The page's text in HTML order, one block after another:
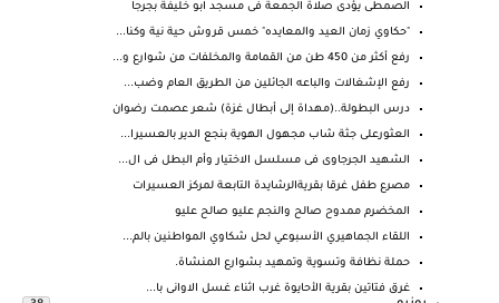
الصمطى يؤدى صلاة الجمعة فى مسجد ابو خليفة بجرجا
"حكاوي زمان العيد والمعايده" خمس قروش حية نية وكنا...
رفع أكثر من 450 طن من القمامة والمخلفات من شوارع و...
رفع الإشغالات والباعه الجائلين من الطريق العام وضب...
درس البطولة..(مهداة إلى أبطال غزة) شعر عصمت رضوان
العثورعلى جثة شاب مجهول الهوية بنجع الدير بالعسيرا...
الشهيد الجرجاوى فى مسلسل الاختيار وأم البطل فى ال...
مصرع طفل غرقا بقريةالرشايدة التابعة لمركز العسيرات
المخضرم ممدوح صالح والنجم عليو صالح عليو
اللقاء الجماهيري الأسبوعي لحل شكاوي المواطنين بالم...
حملة نظافة وتسوية وتمهيد بشوارع المنشاة.
غرق فتاتين بقرية الأحايوة غرب اثناء غسل الاوانى با...